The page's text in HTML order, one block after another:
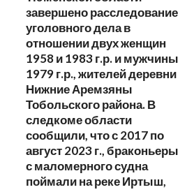
завершено расследование
уголовного дела в
отношении двух женщин
1958 и 1983 г.р. и мужчины
1979 г.р., жителей деревни
Нижние Аремзяны
Тобольского района. В
следкоме области
сообщили, что с 2017 по
август 2023 г., браконьеры
с маломерного судна
поймали на реке Иртыш,